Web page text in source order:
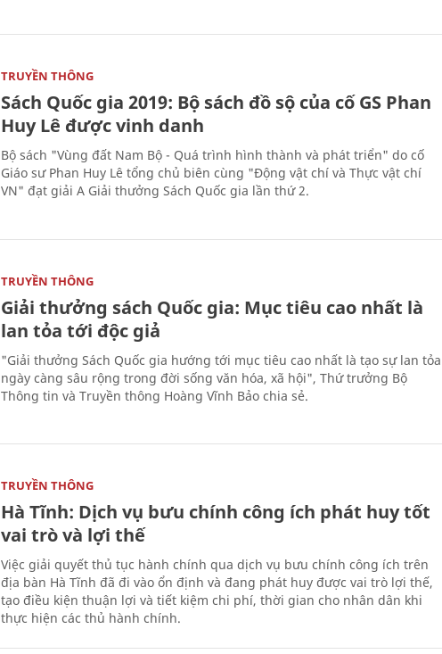
TRUYỀN THÔNG
Sách Quốc gia 2019: Bộ sách đồ sộ của cố GS Phan
Huy Lê được vinh danh
Bộ sách "Vùng đất Nam Bộ - Quá trình hình thành và phát triển" do cố
Giáo sư Phan Huy Lê tổng chủ biên cùng "Động vật chí và Thực vật chí
VN" đạt giải A Giải thưởng Sách Quốc gia lần thứ 2.
TRUYỀN THÔNG
Giải thưởng sách Quốc gia: Mục tiêu cao nhất là
lan tỏa tới độc giả
"Giải thưởng Sách Quốc gia hướng tới mục tiêu cao nhất là tạo sự lan tỏa
ngày càng sâu rộng trong đời sống văn hóa, xã hội", Thứ trưởng Bộ
Thông tin và Truyền thông Hoàng Vĩnh Bảo chia sẻ.
TRUYỀN THÔNG
Hà Tĩnh: Dịch vụ bưu chính công ích phát huy tốt
vai trò và lợi thế
Việc giải quyết thủ tục hành chính qua dịch vụ bưu chính công ích trên
địa bàn Hà Tĩnh đã đi vào ổn định và đang phát huy được vai trò lợi thế,
tạo điều kiện thuận lợi và tiết kiệm chi phí, thời gian cho nhân dân khi
thực hiện các thủ hành chính.